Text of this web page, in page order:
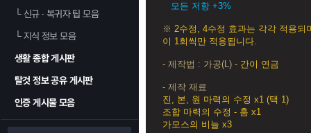
└신규 · 복귀자 팁 모음
└지식 정보 모음
생활 종합 게시판
탈것 정보 공유 게시판
인증 게시물 모음
모든 저항 +3%
※ 2수정, 4수정 효과는 각각 적용되
이 1회씩만 적용됩니다.
- 제작법 : 가공(L) - 간이 연금
- 제작 재료
진, 본, 원 마력의 수정 x1 (택 1)
조합 마력의 수정 - 훔 x1
가모스의 비늘 x3